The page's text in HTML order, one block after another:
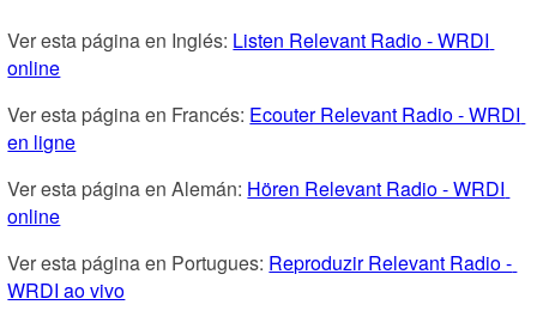
Ver esta página en Inglés: Listen Relevant Radio - WRDI
online
Ver esta página en Francés: Ecouter Relevant Radio - WRDI
en ligne
Ver esta página en Alemán: Hören Relevant Radio - WRDI
online
Ver esta página en Portugues: Reproduzir Relevant Radio -
WRDI ao vivo